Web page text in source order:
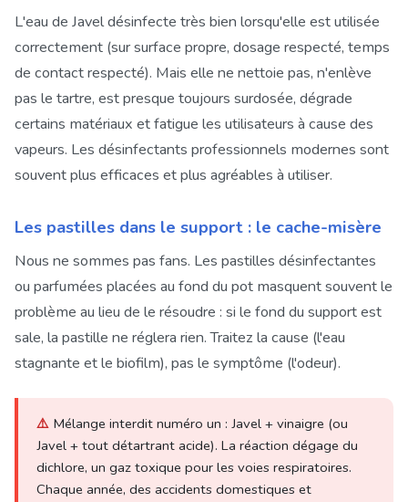
L'eau de Javel désinfecte très bien lorsqu'elle est utilisée
correctement (sur surface propre, dosage respecté, temps
de contact respecté). Mais elle ne nettoie pas, n'enlève
pas le tartre, est presque toujours surdosée, dégrade
certains matériaux et fatigue les utilisateurs à cause des
vapeurs. Les désinfectants professionnels modernes sont
souvent plus efficaces et plus agréables à utiliser.
Les pastilles dans le support : le cache-misère
Nous ne sommes pas fans. Les pastilles désinfectantes
ou parfumées placées au fond du pot masquent souvent le
problème au lieu de le résoudre : si le fond du support est
sale, la pastille ne réglera rien. Traitez la cause (l'eau
stagnante et le biofilm), pas le symptôme (l'odeur).
⚠️ Mélange interdit numéro un : Javel + vinaigre (ou
Javel + tout détartrant acide). La réaction dégage du
dichlore, un gaz toxique pour les voies respiratoires.
Chaque année, des accidents domestiques et